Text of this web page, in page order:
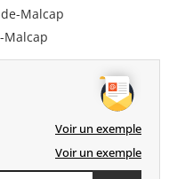
Malcap
Malcap
Voir un exemple
Voir un exemple